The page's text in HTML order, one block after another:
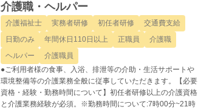
介護職・ヘルパー
介護福祉士 実務者研修 初任者研修
交通費支給
日勤のみ
年間休日110日以上 正職員
介護職
ヘルパー
介護職員
●ご利用者様の食事、入浴、排泄等の介助・生活サポートや
環境整備等の介護業務全般に従事していただきます。【必要
資格・経験・勤務時間について】初任者研修以上の介護資格
と介護業務経験が必須。※勤務時間について:7時00分~21時